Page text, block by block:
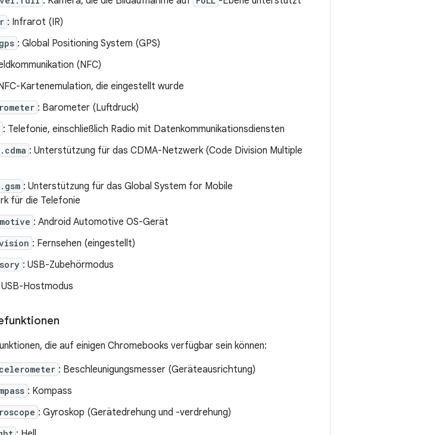
: Infrarot (IR)
: Global Positioning System (GPS)
(NFC)
Kartenemulation, die eingestellt wurde
: Barometer (Luftdruck)
: Telefonie, einschließlich Radio mit Datenkommunikationsdiensten
: Unterstützung für das CDMA-Netzwerk (Code Division Multiple
: Unterstützung für das Global System for Mobile
für die Telefonie
: Android Automotive OS-Gerät
: Fernsehen (eingestellt)
: USB-Zubehörmodus
USB-Hostmodus
die auf einigen Chromebooks verfügbar sein können:
: Beschleunigungsmesser (Geräteausrichtung)
: Kompass
: Gyroskop (Gerätedrehung und -verdrehung)